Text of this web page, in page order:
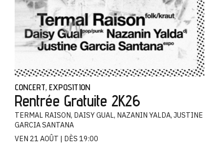
CONCERT, EXPOSITION
Rentrée Gratuite 2K26
TERMAL RAISON, DAISY GUAL, NAZANIN YALDA, JUSTINE
GARCIA SANTANA
VEN 21 AOÛT
DÈS 19:00